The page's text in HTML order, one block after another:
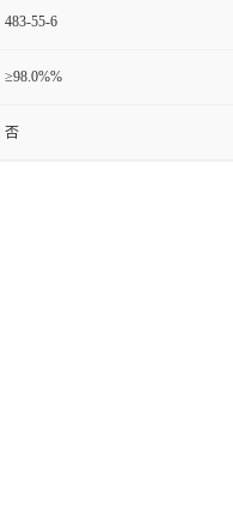
483-55-6
≥98.0%%
否